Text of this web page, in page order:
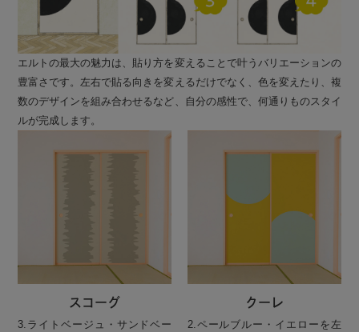
エルトの最大の魅力は、貼り方を変えることで叶うバリエーションの
豊富さです。左右で貼る向きを変えるだけでなく、色を変えたり、複
数のデザインを組み合わせるなど、自分の感性で、何通りものスタイ
ルが完成します。
スコーグ
3.ライトベージュ・サンドベー
クーレ
2.ペールブルー・イエローを左